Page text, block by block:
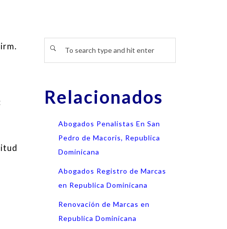
Relacionados
Abogados Penalistas En San
Pedro de Macoris, Republica
Dominicana
Abogados Registro de Marcas
en Republica Dominicana
Renovación de Marcas en
Republica Dominicana